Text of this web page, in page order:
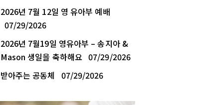
2026년 7월 12일 영 유아부 예배
07/29/2026
2026년 7월19일 영유아부 – 송지아 &
Mason 생일을 축하해요 07/29/2026
받아주는 공동체
07/29/2026